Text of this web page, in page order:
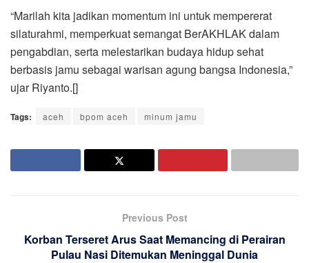
“Marilah kita jadikan momentum ini untuk mempererat
silaturahmi, memperkuat semangat BerAKHLAK dalam
pengabdian, serta melestarikan budaya hidup sehat
berbasis jamu sebagai warisan agung bangsa Indonesia,”
ujar Riyanto.[]
Tags: aceh bpom aceh minum jamu
Previous Post
Korban Terseret Arus Saat Memancing di Perairan
Pulau Nasi Ditemukan Meninggal Dunia